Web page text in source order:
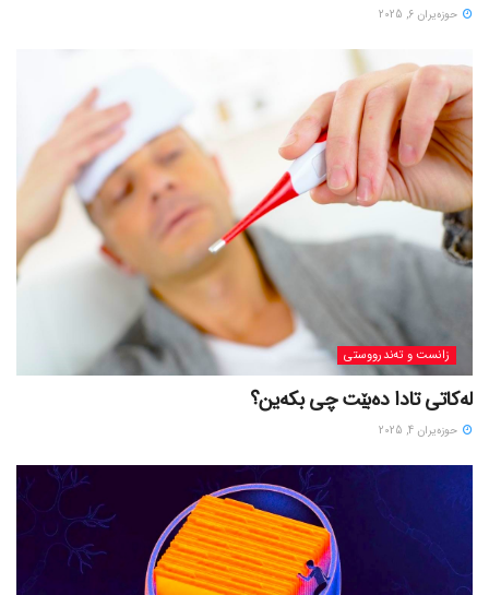
حوزه‌یران 6, 2025
زانست و تەندرووستی
لەکاتی تادا دەبێت چی بکەین؟
حوزه‌یران 4, 2025